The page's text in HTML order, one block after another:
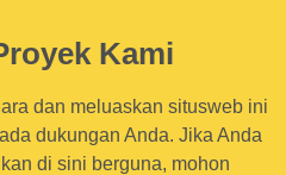
Kami
dan meluaskan situsweb ini
dukungan Anda. Jika Anda
di sini berguna, mohon